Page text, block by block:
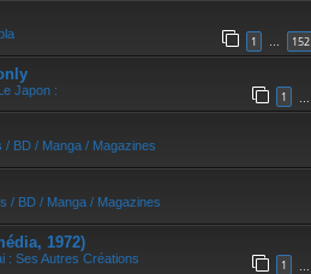
1 … 152
Japon : 1
/ BD / Manga / Magazines
/ BD / Manga / Magazines
1972)
: Ses Autres Créations 1